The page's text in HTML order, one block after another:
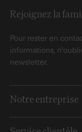
Rejoignez la
Pour rester en
informations,
newsletter.
Notre entreprise